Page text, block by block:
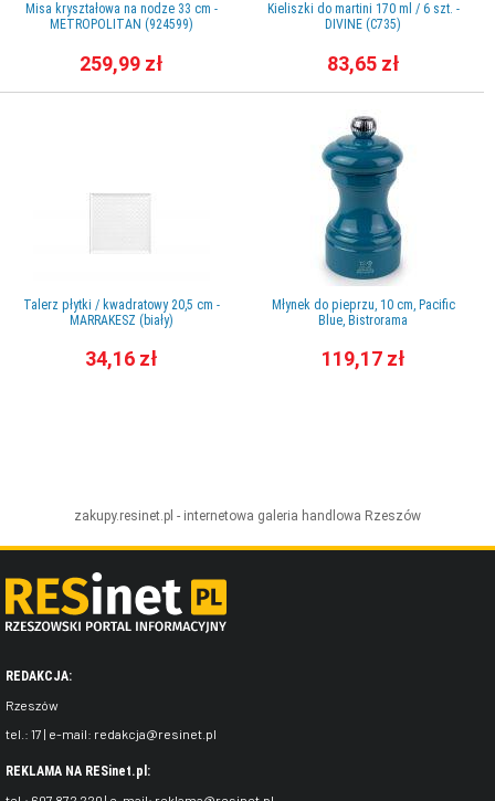
Misa kryształowa na nodze 33 cm -
METROPOLITAN (924599)
259,99 zł
Talerz płytki / kwadratowy 20,5 cm -
MARRAKESZ (biały)
34,16 zł
Kieliszki do martini 170 ml / 6 szt. -
DIVINE (C735)
83,65 zł
Młynek do pieprzu, 10 cm, Pacific
Blue, Bistrorama
119,17 zł
zakupy.resinet.pl - internetowa galeria handlowa Rzeszów
REDAKCJA:
Rzeszów
tel.: 17 | e-mail: redakcja@resinet.pl
REKLAMA NA RESinet.pl: